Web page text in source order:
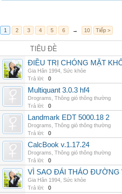
1 2 3 4 5 6 → 10 Tiếp >
TIÊU ĐỀ
ĐIỀU TRỊ CHÓNG MẶT
Gia Hân 1994 Sức khỏe
Trả lời:
0
Multiquant 3.0.3 hf4
Drograms Thông gió thông thường
Trả lời:
0
Landmark EDT 5000.18 2
Drograms Thông gió thông thường
Trả lời:
0
CalcBook v.1.17.24
Drograms Thông gió thông thường
Trả lời:
0
VÌ SAO ĐÁI THÁO ĐƯỜNG
Gia Hân 1994 Sức khỏe
Trả lời:
0